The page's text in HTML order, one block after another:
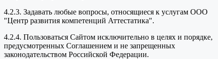
4.2.3. Задавать любые вопросы, относящиеся к услугам ООО
"Центр развития компетенций Аттестатика".
4.2.4. Пользоваться Сайтом исключительно в целях и порядке,
предусмотренных Соглашением и не запрещенных
законодательством Российской Федерации.